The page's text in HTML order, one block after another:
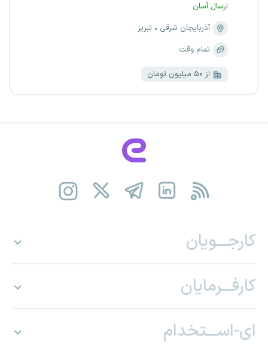
ارسال آسان
آذربایجان شرقی
تبریز
تمام وقت
از ۵۰ میلیون تومان
کارجـــویان
کارفـــرمایان
ای-اســـتخدام